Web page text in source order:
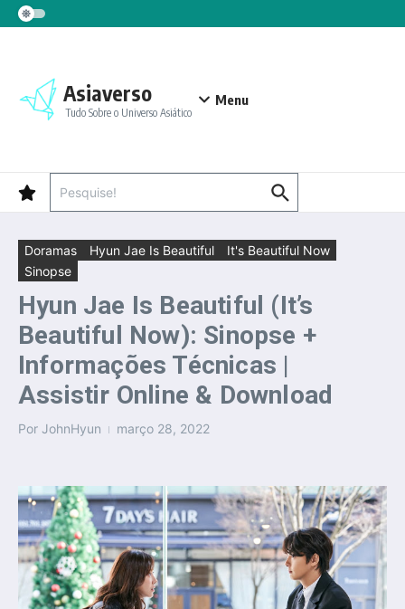
Ir para o conteúdo
Asiaverso
Tudo Sobre o Universo Asiático
Menu
Doramas Hyun Jae Is Beautiful
It's Beautiful Now
Sinopse
Hyun Jae Is Beautiful (It’s
Beautiful Now): Sinopse +
Informações Técnicas |
Assistir Online & Download
Por JohnHyun março 28, 2022